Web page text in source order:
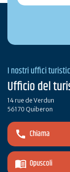
I nostri uffici
Ufficio del
14 rue de Verdun
56170 Quiberon
Chiama
Opuscoli